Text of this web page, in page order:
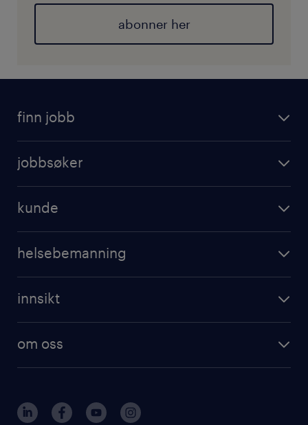
abonner her
finn jobb
jobbsøker
kunde
helsebemanning
innsikt
om oss